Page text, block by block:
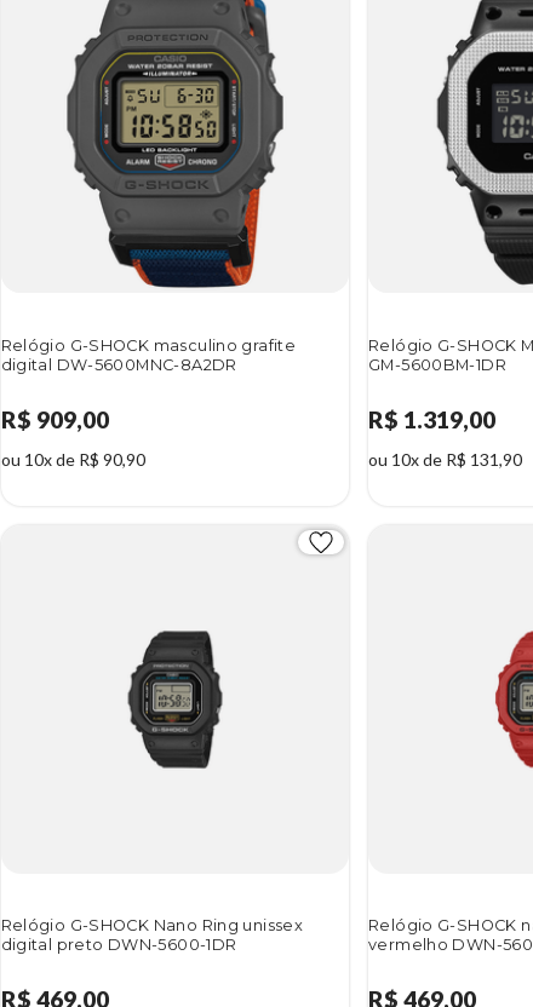
Relógio G-SHOCK masculino grafite
digital DW-5600MNC-8A2DR
R$ 909,00
ou 10x de R$ 90,90
Relógio G-SHOCK
GM-5600BM-1DR
R$ 1.319,00
ou 10x de R$ 131,90
Relógio G-SHOCK Nano Ring unissex
digital preto DWN-5600-1DR
R$ 469,00
Relógio G-SHOCK
vermelho DWN-
R$ 469,00